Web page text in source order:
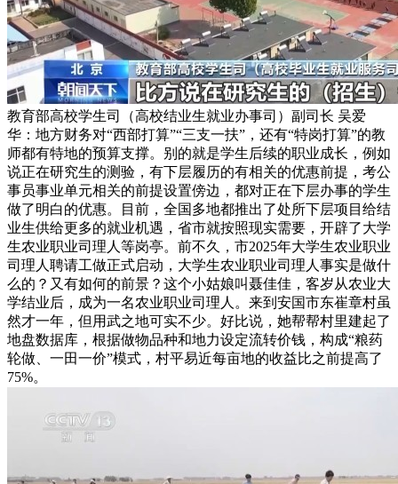
教育部高校学生司（高校结业生就业办事司）副司长 吴爱
华：地方财务对“西部打算”“三支一扶”，还有“特岗打算”的教
师都有特地的预算支撑。别的就是学生后续的职业成长，例如
说正在研究生的测验，有下层履历的有相关的优惠前提，考公
事员事业单元相关的前提设置傍边，都对正在下层办事的学生
做了明白的优惠。目前，全国多地都推出了处所下层项目给结
业生供给更多的就业机遇，省市就按照现实需要，开辟了大学
生农业职业司理人等岗亭。前不久，市2025年大学生农业职业
司理人聘请工做正式启动，大学生农业职业司理人事实是做什
么的？又有如何的前景？这个小姑娘叫聂佳佳，客岁从农业大
学结业后，成为一名农业职业司理人。来到安国市东崔章村虽
然才一年，但用武之地可实不少。好比说，她帮帮村里建起了
地盘数据库，根据做物品种和地力设定流转价钱，构成“粮药
轮做、一田一价”模式，村平易近每亩地的收益比之前提高了
75%。